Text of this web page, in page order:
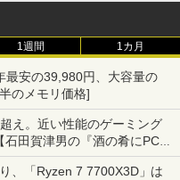
1週間 1カ月
最安の39,980円、大容量の
のメモリ価格]
え。近い性能のゲーミング
田賀津男の『酒の肴にPCゲ
、「Ryzen 7 7700X3D」は